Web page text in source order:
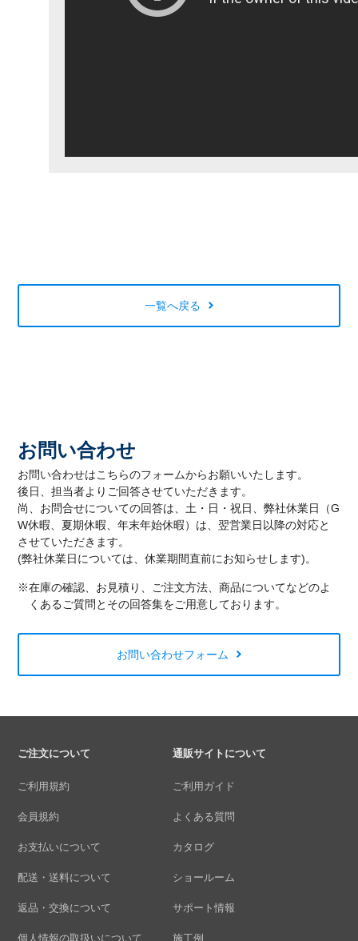
一覧へ戻る
お問い合わせ
お問い合わせはこちらのフォームからお願いいたします。
後日、担当者よりご回答させていただきます。
尚、お問合せについての回答は、土・日・祝日、弊社休業日（G
W休暇、夏期休暇、年末年始休暇）は、翌営業日以降の対応と
させていただきます。
(弊社休業日については、休業期間直前にお知らせします)。
※在庫の確認、お見積り、ご注文方法、商品についてなどのよ
くあるご質問とその回答集をご用意しております。
お問い合わせフォーム
ご注文について
ご利用規約
会員規約
お支払いについて
配送・送料について
返品・交換について
個人情報の取扱いについて
通販サイトについて
ご利用ガイド
よくある質問
カタログ
ショールーム
サポート情報
施工例